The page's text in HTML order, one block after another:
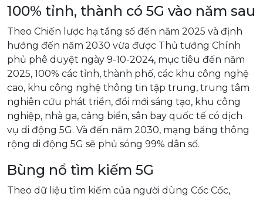
100% tỉnh, thành có 5G vào năm sau
Theo Chiến lược hạ tầng số đến năm 2025 và định
hướng đến năm 2030 vừa được Thủ tướng Chính
phủ phê duyệt ngày 9-10-2024, mục tiêu đến năm
2025, 100% các tỉnh, thành phố, các khu công nghệ
cao, khu công nghệ thông tin tập trung, trung tâm
nghiên cứu phát triển, đổi mới sáng tạo, khu công
nghiệp, nhà ga, cảng biển, sân bay quốc tế có dịch
vụ di động 5G. Và đến năm 2030, mạng băng thông
rộng di động 5G sẽ phủ sóng 99% dân số.
Bùng nổ tìm kiếm 5G
Theo dữ liệu tìm kiếm của người dùng Cốc Cốc,